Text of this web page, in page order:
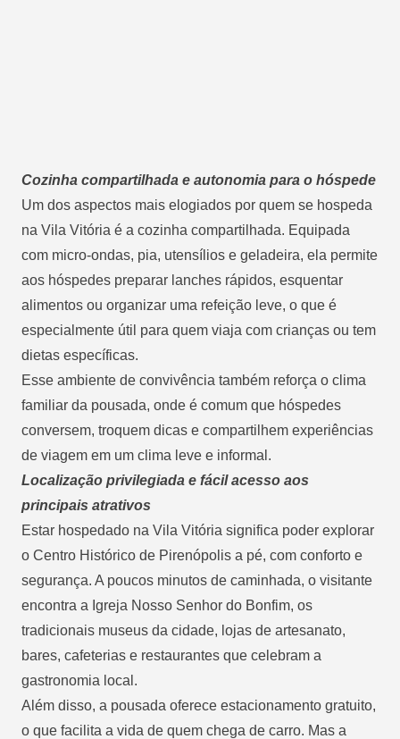
Cozinha compartilhada e autonomia para o hóspede
Um dos aspectos mais elogiados por quem se hospeda
na Vila Vitória é a cozinha compartilhada. Equipada
com micro-ondas, pia, utensílios e geladeira, ela permite
aos hóspedes preparar lanches rápidos, esquentar
alimentos ou organizar uma refeição leve, o que é
especialmente útil para quem viaja com crianças ou tem
dietas específicas.
Esse ambiente de convivência também reforça o clima
familiar da pousada, onde é comum que hóspedes
conversem, troquem dicas e compartilhem experiências
de viagem em um clima leve e informal.
Localização privilegiada e fácil acesso aos
principais atrativos
Estar hospedado na Vila Vitória significa poder explorar
o Centro Histórico de Pirenópolis a pé, com conforto e
segurança. A poucos minutos de caminhada, o visitante
encontra a Igreja Nosso Senhor do Bonfim, os
tradicionais museus da cidade, lojas de artesanato,
bares, cafeterias e restaurantes que celebram a
gastronomia local.
Além disso, a pousada oferece estacionamento gratuito,
o que facilita a vida de quem chega de carro. Mas a